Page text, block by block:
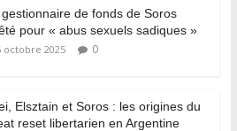
gestionnaire de fonds de Soros
pour « abus sexuels sadiques »
octobre 2025 0
Elsztain et Soros : les origines du
reset libertarien en Argentine